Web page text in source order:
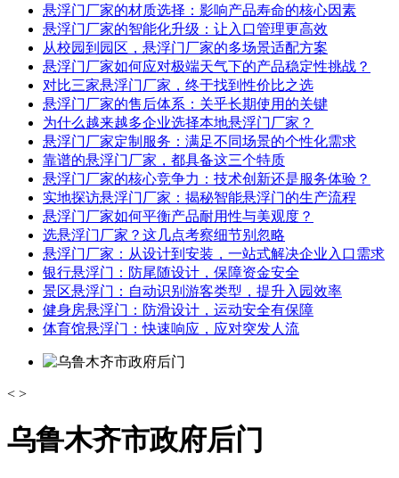
悬浮门厂家的材质选择：影响产品寿命的核心因素
悬浮门厂家的智能化升级：让入口管理更高效
从校园到园区，悬浮门厂家的多场景适配方案
悬浮门厂家如何应对极端天气下的产品稳定性挑战？
对比三家悬浮门厂家，终于找到性价比之选
悬浮门厂家的售后体系：关乎长期使用的关键
为什么越来越多企业选择本地悬浮门厂家？
悬浮门厂家定制服务：满足不同场景的个性化需求
靠谱的悬浮门厂家，都具备这三个特质
悬浮门厂家的核心竞争力：技术创新还是服务体验？
实地探访悬浮门厂家：揭秘智能悬浮门的生产流程
悬浮门厂家如何平衡产品耐用性与美观度？
选悬浮门厂家？这几点考察细节别忽略
悬浮门厂家：从设计到安装，一站式解决企业入口需求
银行悬浮门：防尾随设计，保障资金安全
景区悬浮门：自动识别游客类型，提升入园效率
健身房悬浮门：防滑设计，运动安全有保障
体育馆悬浮门：快速响应，应对突发人流
< >
乌鲁木齐市政府后门